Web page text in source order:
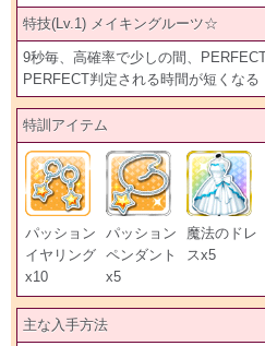
特技(Lv.1) メイキングルーツ☆
9秒毎、高確率で少しの間、
PERFECT判定される時間が短くなる
特訓アイテム
パッション
イヤリング
x10
パッション
ペンダント
x5
魔法のドレ
スx5
主な入手方法